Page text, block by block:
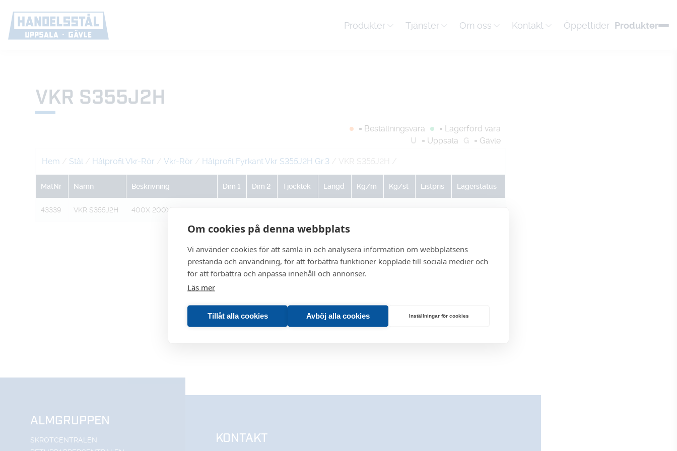
Om cookies på denna webbplats
Vi använder cookies för att samla in och analysera information om webbplatsens
prestanda och användning, för att förbättra funktioner kopplade till sociala medier och
för att förbättra och anpassa innehåll och annonser.
Läs mer
Tillåt alla cookies Avböj alla cookies Inställningar för cookies
Produkter Tjänster Om oss Kontakt Öppettider Produkter
VKR S355J2H
= Beställningsvara
= Lagerförd vara
U
= Uppsala G = Gävle
Hem / Stål / Hålprofil Vkr-Rör / Vkr-Rör / Hålprofil Fyrkant Vkr S355J2H Gr.3 / VKR S355J2H /
MatNr Namn Beskrivning Dim 1 Dim 2 Tjocklek Längd Kg/m Kg/st Listpris Lagerstatus
43339 VKR S355J2H 400X 200X 12,5 A 12M
ALMGRUPPEN
SKROTCENTRALEN
KONTAKT